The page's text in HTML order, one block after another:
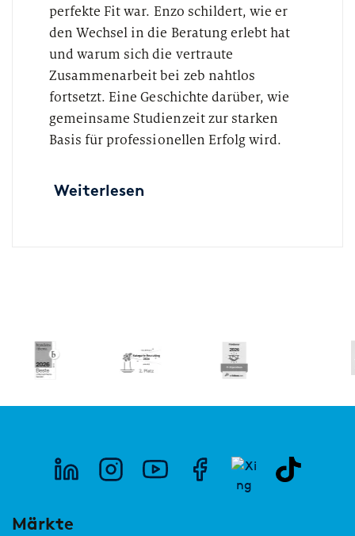
perfekte Fit war. Enzo schildert, wie er
den Wechsel in die Beratung erlebt hat
und warum sich die vertraute
Zusammenarbeit bei zeb nahtlos
fortsetzt. Eine Geschichte darüber, wie
gemeinsame Studienzeit zur starken
Basis für professionellen Erfolg wird.
Weiterlesen
Märkte